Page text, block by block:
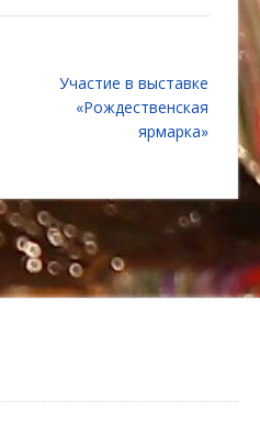
Участие в выставке
«Рождественская
ярмарка»